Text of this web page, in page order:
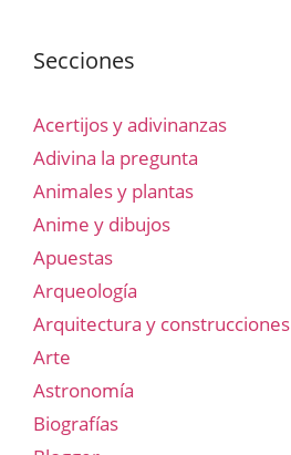
Secciones
Acertijos y adivinanzas
Adivina la pregunta
Animales y plantas
Anime y dibujos
Apuestas
Arqueología
Arquitectura y construcciones
Arte
Astronomía
Biografías